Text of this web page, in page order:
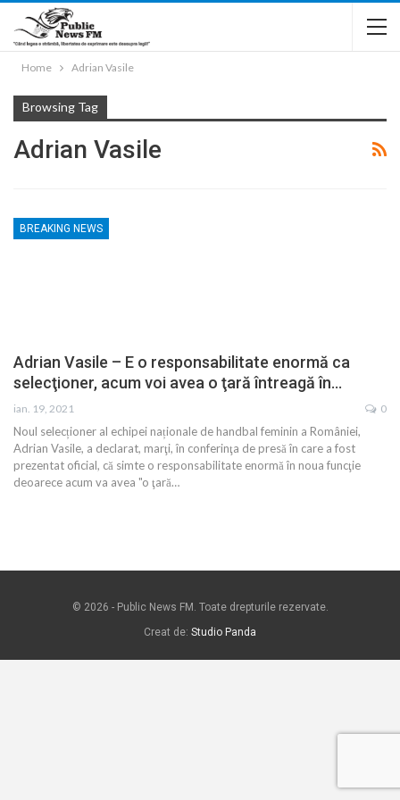
Home Adrian Vasile
Browsing Tag
Adrian Vasile
BREAKING NEWS
Adrian Vasile – E o responsabilitate enormă ca
selecţioner, acum voi avea o ţară întreagă în…
ian. 19, 2021 0
Noul selecționer al echipei naționale de handbal feminin a României,
Adrian Vasile, a declarat, marţi, în conferinţa de presă în care a fost
prezentat oficial, că simte o responsabilitate enormă în noua funcţie
deoarece acum va avea "o ţară…
© 2026 - Public News FM. Toate drepturile rezervate.
Creat de: Studio Panda